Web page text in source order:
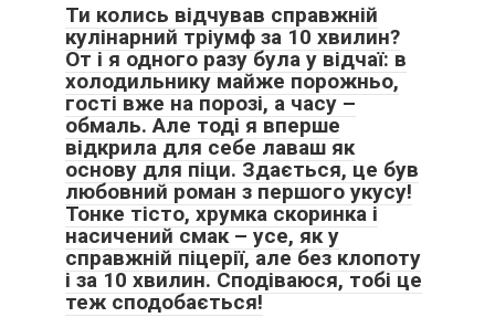
Ти колись відчував справжній
кулінарний тріумф за 10 хвилин?
От і я одного разу була у відчаї: в
холодильнику майже порожньо,
гості вже на порозі, а часу –
обмаль. Але тоді я вперше
відкрила для себе лаваш як
основу для піци. Здається, це був
любовний роман з першого укусу!
Тонке тісто, хрумка скоринка і
насичений смак – усе, як у
справжній піцерії, але без клопоту
і за 10 хвилин. Сподіваюся, тобі це
теж сподобається!